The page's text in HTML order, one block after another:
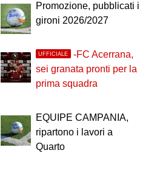
Promozione, pubblicati i
gironi 2026/2027
UFFICIALE
-FC Acerrana,
sei granata pronti per la
prima squadra
EQUIPE CAMPANIA,
ripartono i lavori a
Quarto